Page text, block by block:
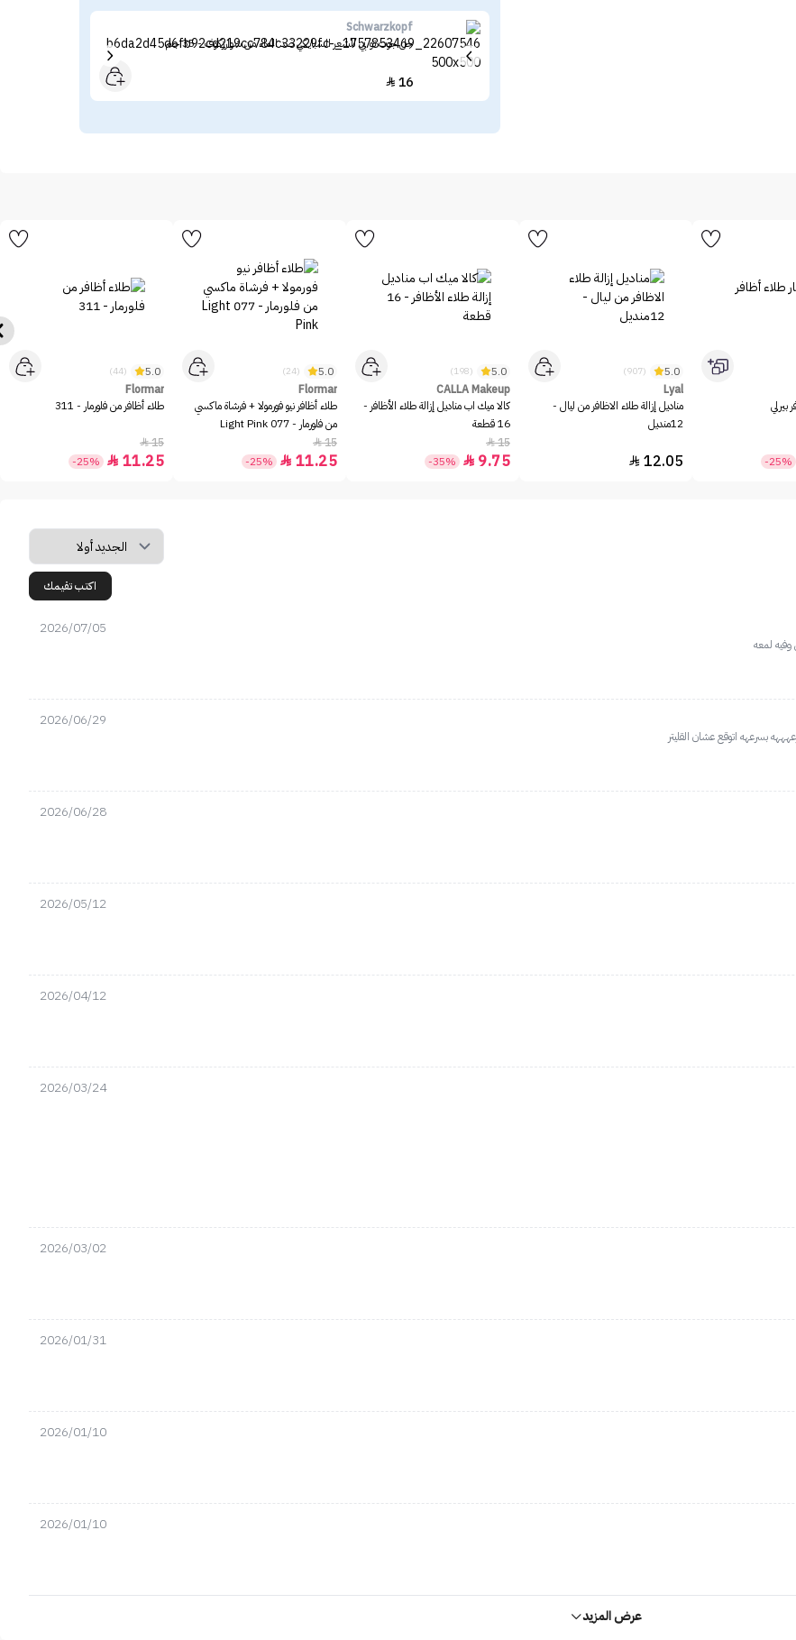
Schwarzkopf
جل جوت تو بي للشعر السبايكي ضد الماء من شوارزكوف - 35 جم
16

بيرلي
-25%
5.0
(907)
Lyal
مناديل إزالة طلاء الاظافر من ليال -
12منديل
12.05

5.0
(198)
CALLA Makeup
كالا ميك اب مناديل إزالة طلاء الأظافر -
16 قطعة
15

9.75

-35%
5.0
(24)
Flormar
طلاء أظافر نيو فورمولا + فرشاة ماكسي
من فلورمار - 077 Light Pink
15

11.25

-25%
5.0
(44)
Flormar
طلاء أظافر من فلورمار - 311
15

11.25

-25%
اكتب تقيمك
2026/07/05
وفيه لمعه
2026/06/29
2026/06/28
2026/05/12
2026/04/12
2026/03/24
2026/03/02
2026/01/31
2026/01/10
2026/01/10
عرض المزيد